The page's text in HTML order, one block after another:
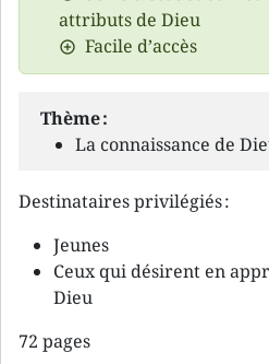
attributs de Dieu
Facile d’accès
Thème :
La connaissance de
Destinataires privilégiés :
Jeunes
Ceux qui désirent en
Dieu
72 pages